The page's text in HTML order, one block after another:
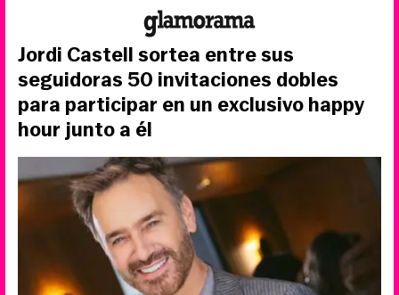
Jordi Castell sortea entre sus
seguidoras 50 invitaciones dobles
para participar en un exclusivo happy
hour junto a él